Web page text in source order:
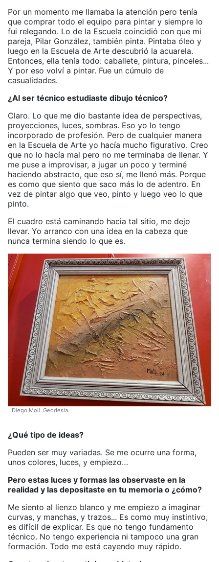
Por un momento me llamaba la atención pero tenía
que comprar todo el equipo para pintar y siempre lo
fui relegando. Lo de la Escuela coincidió con que mi
pareja, Pilar González, también pinta. Pintaba óleo y
luego en la Escuela de Arte descubrió la acuarela.
Entonces, ella tenía todo: caballete, pintura, pinceles...
Y por eso volví a pintar. Fue un cúmulo de
casualidades.
¿Al ser técnico estudiaste dibujo técnico?
Claro. Lo que me dio bastante idea de perspectivas,
proyecciones, luces, sombras. Eso yo lo tengo
incorporado de profesión. Pero de cualquier manera
en la Escuela de Arte yo hacía mucho figurativo. Creo
que no lo hacía mal pero no me terminaba de llenar. Y
me puse a improvisar, a jugar un poco y terminé
haciendo abstracto, que eso sí, me llenó más. Porque
es como que siento que saco más lo de adentro. En
vez de pintar algo que veo, pinto y luego veo lo que
pinto.
El cuadro está caminando hacia tal sitio, me dejo
llevar. Yo arranco con una idea en la cabeza que
nunca termina siendo lo que es.
Diego Moll. Geodesia.
¿Qué tipo de ideas?
Pueden ser muy variadas. Se me ocurre una forma,
unos colores, luces, y empiezo…
Pero estas luces y formas las observaste en la
realidad y las depositaste en tu memoria o ¿cómo?
Me siento al lienzo blanco y me empiezo a imaginar
curvas, y manchas, y trazos... Es como muy instintivo,
es difícil de explicar. Es que no tengo fundamento
técnico. No tengo experiencia ni tampoco una gran
formación. Todo me está cayendo muy rápido.